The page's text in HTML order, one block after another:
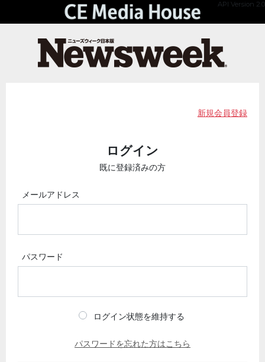
API Version 2.0
新規会員登録
ログイン
既に登録済みの方
メールアドレス
パスワード
ログイン状態を維持する
パスワードを忘れた方はこちら